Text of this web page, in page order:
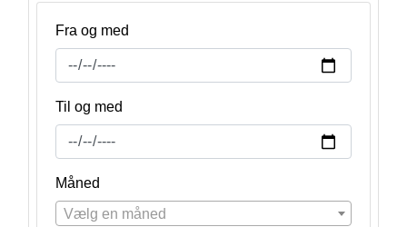
Fra og med
Til og med
Måned
Vælg en måned